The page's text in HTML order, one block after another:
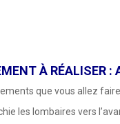
À RÉALISER :
que vous allez
les lombaires vers